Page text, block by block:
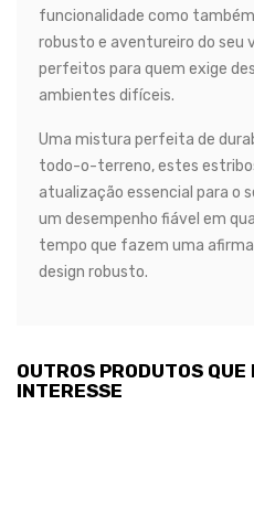
funcionalidade como
robusto e aventureiro do seu
perfeitos para quem exige
ambientes difíceis.
Uma mistura perfeita de
todo-o-terreno, estes
atualização essencial para o
um desempenho fiável em
tempo que fazem uma
design robusto.
OUTROS PRODUTOS QUE
INTERESSE